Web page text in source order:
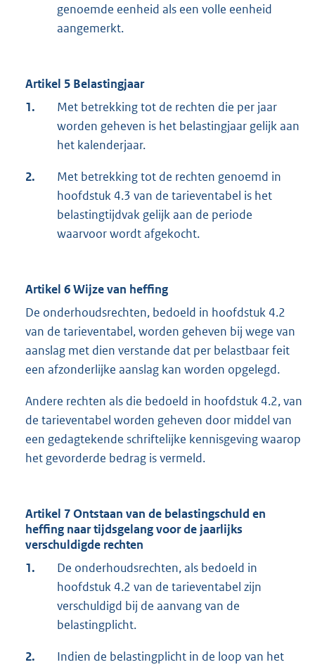
genoemde eenheid als een volle eenheid
aangemerkt.
Artikel 5 Belastingjaar
1.
Met betrekking tot de rechten die per jaar
worden geheven is het belastingjaar gelijk aan
het kalenderjaar.
2.
Met betrekking tot de rechten genoemd in
hoofdstuk 4.3 van de tarieventabel is het
belastingtijdvak gelijk aan de periode
waarvoor wordt afgekocht.
Artikel 6 Wijze van heffing
De onderhoudsrechten, bedoeld in hoofdstuk 4.2
van de tarieventabel, worden geheven bij wege van
aanslag met dien verstande dat per belastbaar feit
een afzonderlijke aanslag kan worden opgelegd.
Andere rechten als die bedoeld in hoofdstuk 4.2, van
de tarieventabel worden geheven door middel van
een gedagtekende schriftelijke kennisgeving waarop
het gevorderde bedrag is vermeld.
Artikel 7 Ontstaan van de belastingschuld en
heffing naar tijdsgelang voor de jaarlijks
verschuldigde rechten
1.
De onderhoudsrechten, als bedoeld in
hoofdstuk 4.2 van de tarieventabel zijn
verschuldigd bij de aanvang van de
belastingplicht.
2.
Indien de belastingplicht in de loop van het